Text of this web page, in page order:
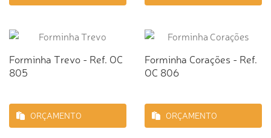
Forminha Trevo - Ref. OC
805
ORÇAMENTO
Forminha Corações - Ref.
OC 806
ORÇAMENTO